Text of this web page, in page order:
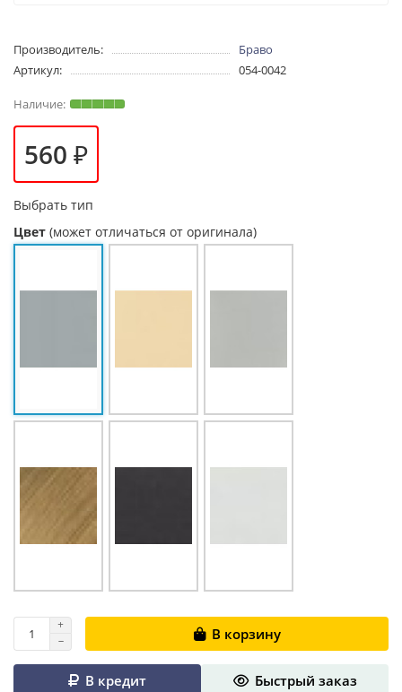
Производитель:
Браво
Артикул:
054-0042
560 ₽
Выбрать тип
Цвет (может отличаться от оригинала)
В корзину
В кредит Быстрый заказ